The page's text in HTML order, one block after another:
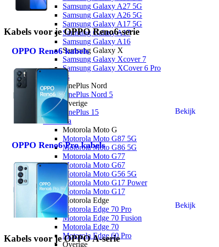
Samsung Galaxy A27 5G
Samsung Galaxy A26 5G
Samsung Galaxy A17 5G
Samsung Galaxy A17
Samsung Galaxy A16
Samsung Galaxy X
Samsung Galaxy Xcover 7
Samsung Galaxy XCover 6 Pro
OnePlus
OnePlus Nord
OnePlus Nord 5
Overige
OnePlus 15
Motorola
Motorola Moto G
Motorola Moto G87 5G
Motorola Moto G86 5G
Motorola Moto G77
Motorola Moto G67
Motorola Moto G56 5G
Motorola Moto G17 Power
Motorola Moto G17
Motorola Edge
Motorola Edge 70 Pro
Motorola Edge 70 Fusion
Motorola Edge 70
Motorola Edge 60 Pro
Overige
Kabels voor je OPPO Reno6-serie
OPPO Reno6 kabels
Bekijk
OPPO Reno6 Pro kabels
Bekijk
Kabels voor je OPPO A-serie